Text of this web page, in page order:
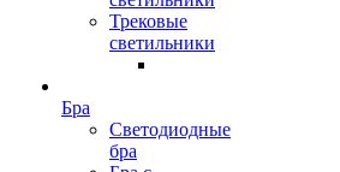
Трековые
светильники
Бра
Светодиодные
бра